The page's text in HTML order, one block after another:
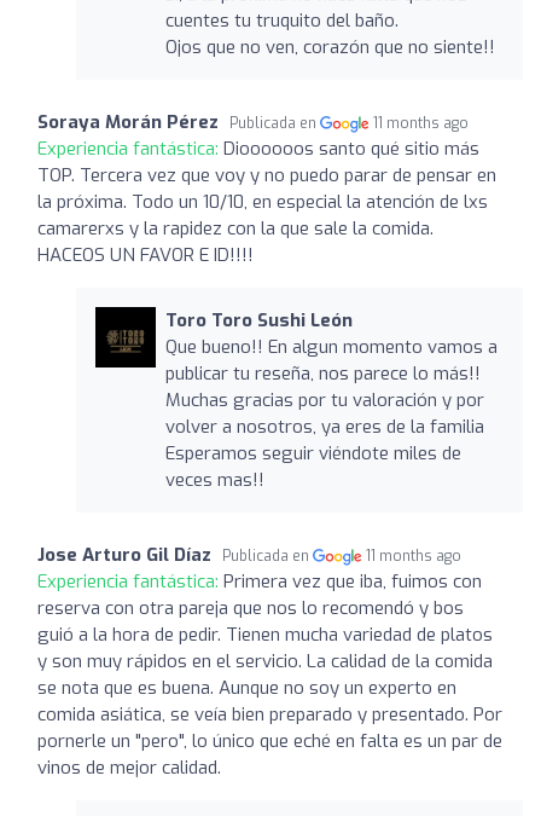
cuentes tu truquito del baño.
Ojos que no ven, corazón que no siente!!
Soraya Morán Pérez Publicada en 11 months ago
Experiencia fantástica: Dioooooos santo qué sitio más
TOP. Tercera vez que voy y no puedo parar de pensar en
la próxima. Todo un 10/10, en especial la atención de lxs
camarerxs y la rapidez con la que sale la comida.
HACEOS UN FAVOR E ID!!!!
Toro Toro Sushi León
Que bueno!! En algun momento vamos a
publicar tu reseña, nos parece lo más!!
Muchas gracias por tu valoración y por
volver a nosotros, ya eres de la familia
Esperamos seguir viéndote miles de
veces mas!!
Jose Arturo Gil Díaz Publicada en 11 months ago
Experiencia fantástica: Primera vez que iba, fuimos con
reserva con otra pareja que nos lo recomendó y bos
guió a la hora de pedir. Tienen mucha variedad de platos
y son muy rápidos en el servicio. La calidad de la comida
se nota que es buena. Aunque no soy un experto en
comida asiática, se veía bien preparado y presentado. Por
pornerle un "pero", lo único que eché en falta es un par de
vinos de mejor calidad.